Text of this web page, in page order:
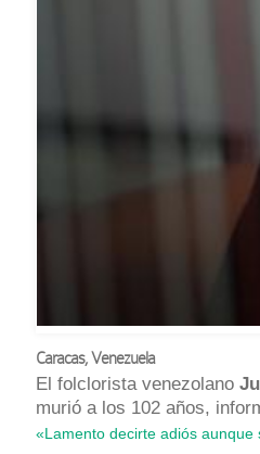
Caracas,Venezuela
El folclorista venezolano
murió a los 102 años,
«Lamento decirte adiós aunque